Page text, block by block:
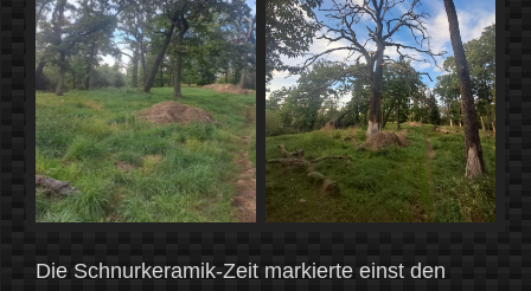
Die Schnurkeramik-Zeit markierte einst den